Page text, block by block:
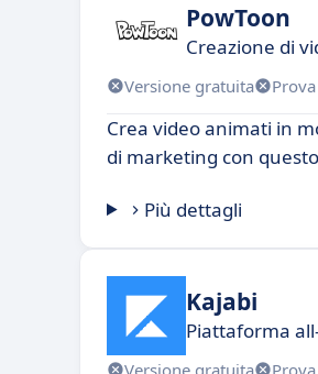
PowToon
Creazione di
Versione gratuita
Crea video animati in
di marketing con
Più dettagli
Kajabi
Piattaforma
Versione gratuita